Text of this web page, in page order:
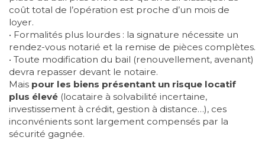
coût total de l’opération est proche d’un mois de
loyer.
• Formalités plus lourdes : la signature nécessite un
rendez-vous notarié et la remise de pièces complètes.
• Toute modification du bail (renouvellement, avenant)
devra repasser devant le notaire.
Mais pour les biens présentant un risque locatif
plus élevé (locataire à solvabilité incertaine,
investissement à crédit, gestion à distance…), ces
inconvénients sont largement compensés par la
sécurité gagnée.